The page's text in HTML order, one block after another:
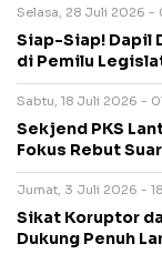
Selasa, 28 Juli 2026 -
Siap-Siap! Dapil
di Pemilu
Sabtu, 18 Juli 2026 -
Sekjend PKS
Fokus Rebut
Jumat, 3 Juli 2026 -
Sikat Koruptor
Dukung Penuh